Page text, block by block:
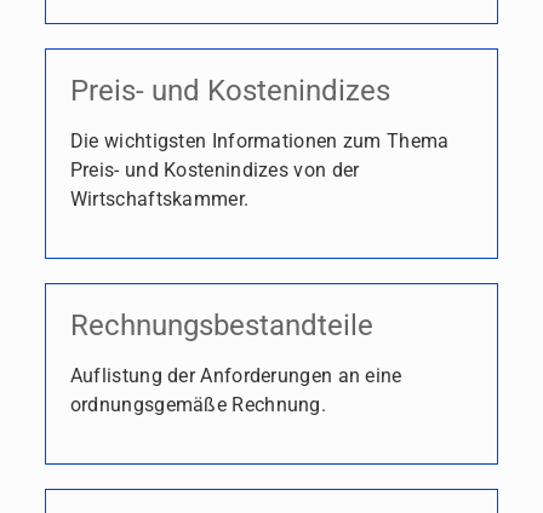
Preis- und Kostenindizes
Die wichtigsten Informationen zum Thema
Preis- und Kostenindizes von der
Wirtschaftskammer.
Rechnungsbestandteile
Auflistung der Anforderungen an eine
ordnungsgemäße Rechnung.